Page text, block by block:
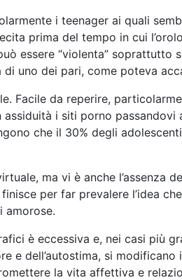
i teenager ai quali
prima del tempo in cui
essere “violenta” soprattutto
uno dei pari, come poteva
Facile da reperire,
i siti porno passandovi
che il 30% degli
ma vi è anche l’assenza
per far prevalere l’idea
amorose.
è eccessiva e, nei casi più
e dell’autostima, si
la vita affettiva e